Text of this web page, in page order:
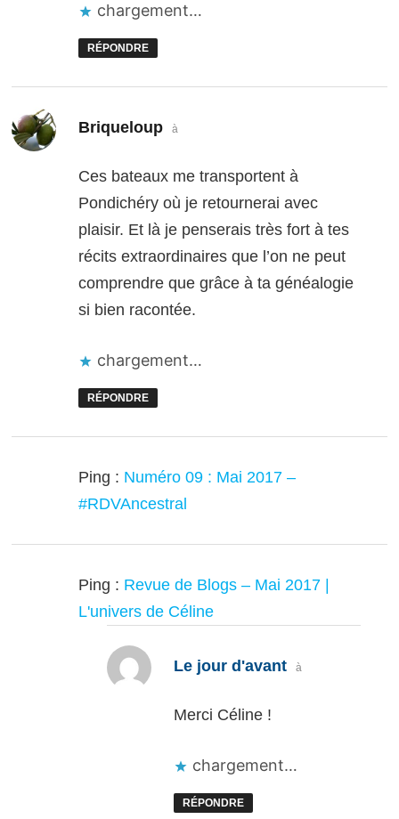
chargement…
RÉPONDRE
Briqueloup dit :
à
Ces bateaux me transportent à
Pondichéry où je retournerai avec
plaisir. Et là je penserais très fort à tes
récits extraordinaires que l’on ne peut
comprendre que grâce à ta généalogie
si bien racontée.
chargement…
RÉPONDRE
Ping : Numéro 09 : Mai 2017 –
#RDVAncestral
Ping : Revue de Blogs – Mai 2017 |
L'univers de Céline
Le jour d'avant dit :
à
Merci Céline !
chargement…
RÉPONDRE